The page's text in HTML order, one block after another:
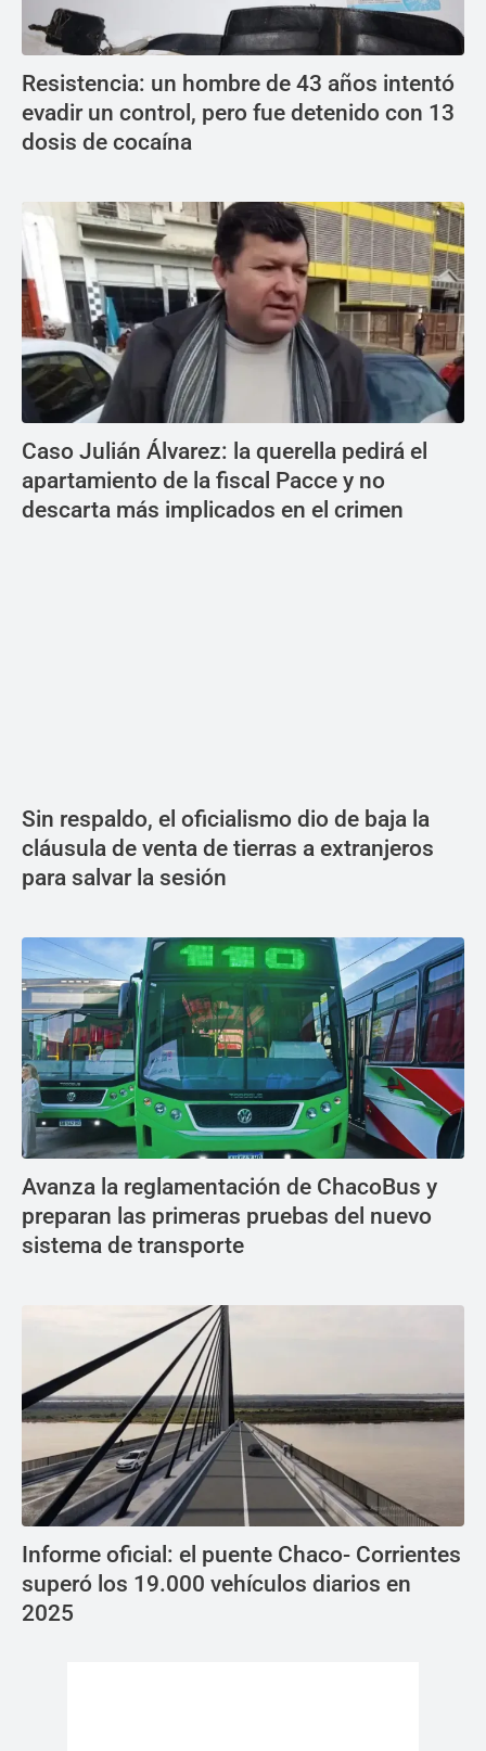
Resistencia: un hombre de 43 años intentó
evadir un control, pero fue detenido con 13
dosis de cocaína
Caso Julián Álvarez: la querella pedirá el
apartamiento de la fiscal Pacce y no
descarta más implicados en el crimen
Sin respaldo, el oficialismo dio de baja la
cláusula de venta de tierras a extranjeros
para salvar la sesión
Avanza la reglamentación de ChacoBus y
preparan las primeras pruebas del nuevo
sistema de transporte
Informe oficial: el puente Chaco- Corrientes
superó los 19.000 vehículos diarios en
2025